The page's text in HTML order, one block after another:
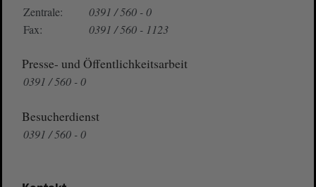
Zentrale:
0391 / 560 - 0
Fax:
0391 / 560 - 1123
Presse- und Öffentlichkeitsarbeit
0391 / 560 - 0
Besucherdienst
0391 / 560 - 0